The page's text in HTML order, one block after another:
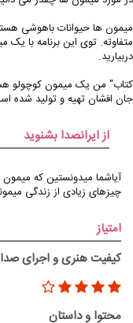
میمون ها حیوانات باهوشی
متفاوته. توی این برنامه با
دربیارید.
کتاب" من یک میمون کوچولو
جان افشان تهیه و تولید شده
از ایرانصدا بشنوید
آیاشما میدونستین که
چیزهای زیادی از زندگی
امتیاز
کیفیت هنری و اجرای
محتوا و داستان